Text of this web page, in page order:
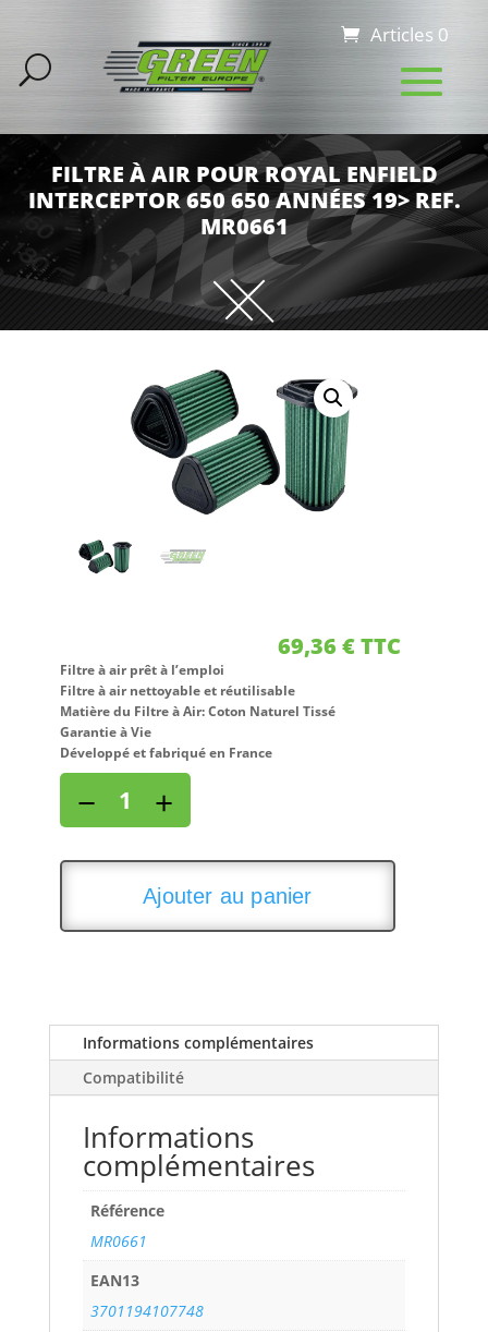
Articles 0
FILTRE À AIR POUR ROYAL ENFIELD
INTERCEPTOR 650 650 ANNÉES 19> REF.
MR0661
69,36€TTC
Filtre à air prêt à l’emploi
Filtre à air nettoyable et réutilisable
Matière du Filtre à Air: Coton Naturel Tissé
Garantie à Vie
Développé et fabriqué en France
de
Filtre
à
ROYAL
650
années
19>
MR0661
− +
Ajouter au panier
Informations complémentaires
Compatibilité
Informations
complémentaires
Référence
MR0661
EAN13
3701194107748